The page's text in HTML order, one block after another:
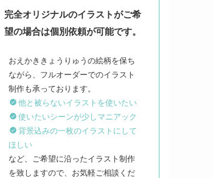
完全オリジナルのイラストがご希
望の場合は個別依頼が可能です。
おえかききょうりゅうの絵柄を保ち
ながら、フルオーダーでのイラスト
他と被らないイラストを使いたい
使いたいシーンが少しマニアック
背景込みの一枚のイラストにして
ほしい
など、ご希望に沿ったイラスト制作
を致しますので、お気軽ご相談くだ